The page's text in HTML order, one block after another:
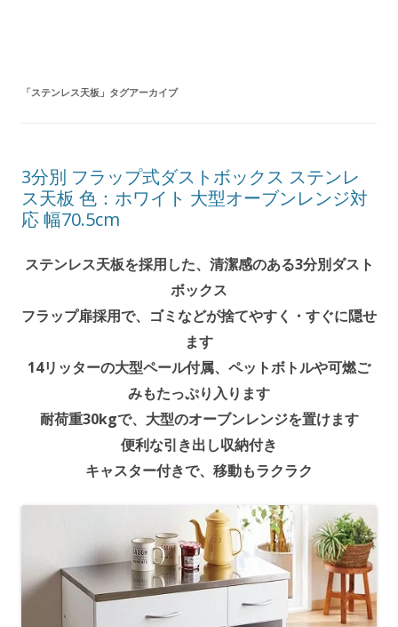
「ステンレス天板 」タグアーカイブ
3分別 フラップ式ダストボックス ステンレ
ス天板 色：ホワイト 大型オーブンレンジ対
応 幅70.5cm
ステンレス天板を採用した、清潔感のある3分別ダスト
ボックス
フラップ扉採用で、ゴミなどが捨てやすく・すぐに隠せ
ます
14リッターの大型ペール付属、ペットボトルや可燃ご
みもたっぷり入ります
耐荷重30kgで、大型のオーブンレンジを置けます
便利な引き出し収納付き
キャスター付きで、移動もラクラク